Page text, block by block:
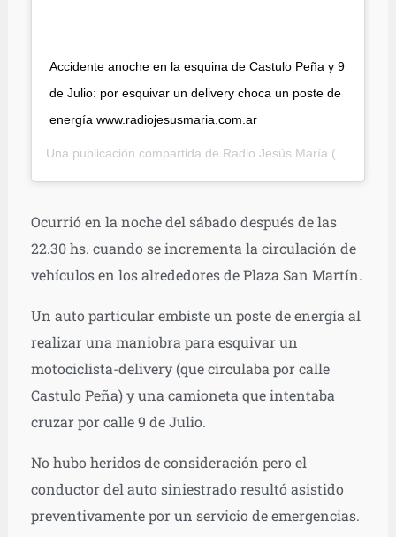
Accidente anoche en la esquina de Castulo Peña y 9
de Julio: por esquivar un delivery choca un poste de
energía www.radiojesusmaria.com.ar
Una publicación compartida de Radio Jesús María (@radiojesusmaria) el
Ocurrió en la noche del sábado después de las
22.30 hs. cuando se incrementa la circulación de
vehículos en los alrededores de Plaza San Martín.
Un auto particular embiste un poste de energía al
realizar una maniobra para esquivar un
motociclista-delivery (que circulaba por calle
Castulo Peña) y una camioneta que intentaba
cruzar por calle 9 de Julio.
No hubo heridos de consideración pero el
conductor del auto siniestrado resultó asistido
preventivamente por un servicio de emergencias.